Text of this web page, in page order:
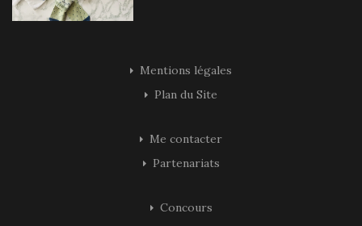
Mentions légales
Plan du Site
Me contacter
Partenariats
Concours